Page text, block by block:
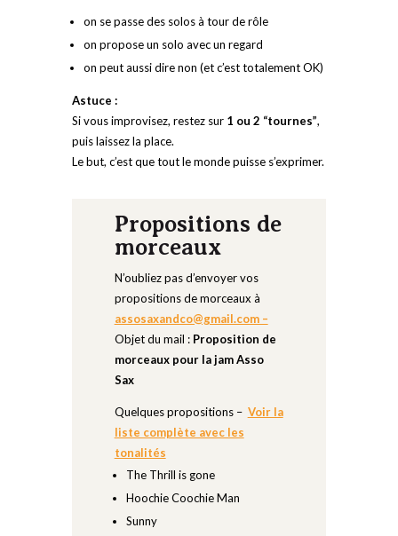
on se passe des solos à tour de rôle
on propose un solo avec un regard
on peut aussi dire non (et c’est totalement OK)
Astuce :
Si vous improvisez, restez sur 1 ou 2 “tournes”,
puis laissez la place.
Le but, c’est que tout le monde puisse s’exprimer.
Propositions de
morceaux
N’oubliez pas d’envoyer vos
propositions de morceaux à
assosaxandco@gmail.com –
Objet du mail : Proposition de
morceaux pour la jam Asso
Sax
Quelques propositions – Voir la
liste complète avec les
tonalités
The Thrill is gone
Hoochie Coochie Man
Sunny